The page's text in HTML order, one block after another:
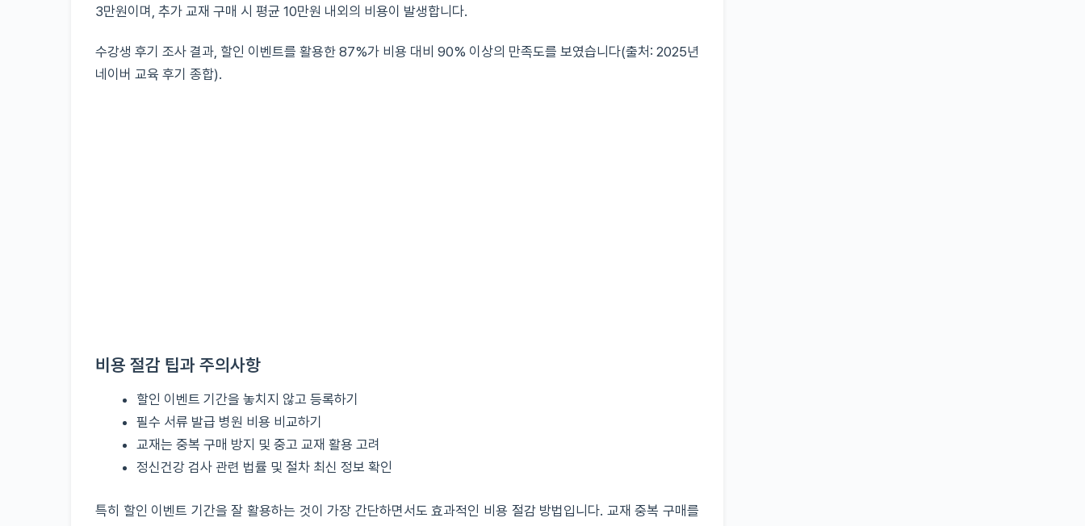
3만원이며, 추가 교재 구매 시 평균 10만원 내외의 비용이 발생합니다.
수강생 후기 조사 결과, 할인 이벤트를 활용한 87%가 비용 대비 90% 이상의 만족도를 보였습니다(출처: 2025년
네이버 교육 후기 종합).
비용 절감 팁과 주의사항
할인 이벤트 기간을 놓치지 않고 등록하기
필수 서류 발급 병원 비용 비교하기
교재는 중복 구매 방지 및 중고 교재 활용 고려
정신건강 검사 관련 법률 및 절차 최신 정보 확인
특히 할인 이벤트 기간을 잘 활용하는 것이 가장 간단하면서도 효과적인 비용 절감 방법입니다. 교재 중복 구매를